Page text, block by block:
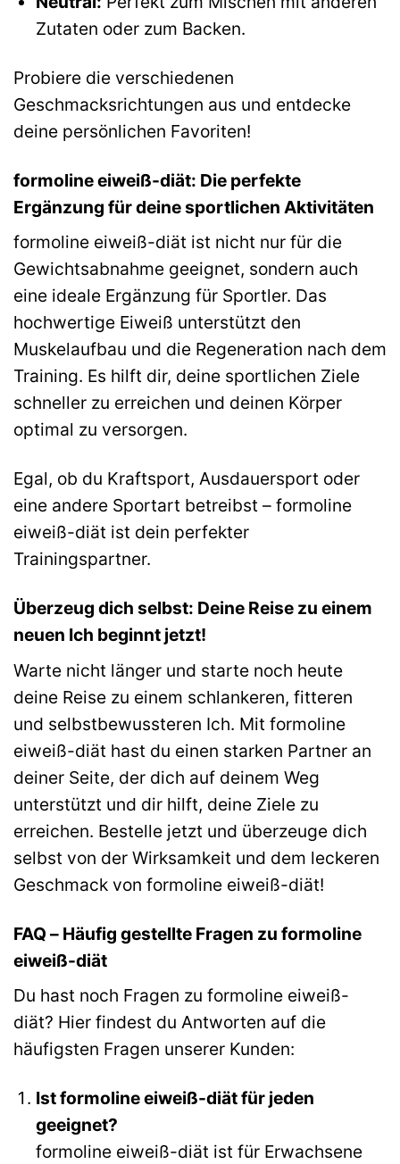
Zutaten oder zum Backen.
Probiere die verschiedenen
Geschmacksrichtungen aus und entdecke
deine persönlichen Favoriten!
formoline eiweiß-diät: Die perfekte
Ergänzung für deine sportlichen Aktivitäten
formoline eiweiß-diät ist nicht nur für die
Gewichtsabnahme geeignet, sondern auch
eine ideale Ergänzung für Sportler. Das
hochwertige Eiweiß unterstützt den
Muskelaufbau und die Regeneration nach dem
Training. Es hilft dir, deine sportlichen Ziele
schneller zu erreichen und deinen Körper
optimal zu versorgen.
Egal, ob du Kraftsport, Ausdauersport oder
eine andere Sportart betreibst – formoline
eiweiß-diät ist dein perfekter
Trainingspartner.
Überzeug dich selbst: Deine Reise zu einem
neuen Ich beginnt jetzt!
Warte nicht länger und starte noch heute
deine Reise zu einem schlankeren, fitteren
und selbstbewussteren Ich. Mit formoline
eiweiß-diät hast du einen starken Partner an
deiner Seite, der dich auf deinem Weg
unterstützt und dir hilft, deine Ziele zu
erreichen. Bestelle jetzt und überzeuge dich
selbst von der Wirksamkeit und dem leckeren
Geschmack von formoline eiweiß-diät!
FAQ – Häufig gestellte Fragen zu formoline
eiweiß-diät
Du hast noch Fragen zu formoline eiweiß-
diät? Hier findest du Antworten auf die
häufigsten Fragen unserer Kunden:
Ist formoline eiweiß-diät für jeden
geeignet?
formoline eiweiß-diät ist für Erwachsene